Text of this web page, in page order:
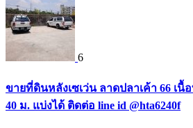
6
ขายที่ดินหลังเซเว่น ลาดปลาเค้า 66 เนื้
40 ม. แบ่งได้ ติดต่อ line id @hta6240f